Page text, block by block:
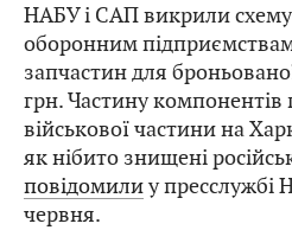
НАБУ і САП викрили
оборонним
запчастин для
грн. Частину компонентів
військової частини на
як нібито знищені
повідомилиу пресслужбі
червня.